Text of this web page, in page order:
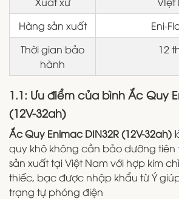
Hàng sản xuất
Eni-
Thời gian bảo
hành
12
1.1: Ưu điểm của bình Ắc Quy
(12V-32ah)
Ắc Quy Enimac DIN32R (12V-32ah) l
quy khô không cần bảo dưỡng tiên
sản xuất tại Việt Nam với hợp kim
thiếc, bạc được nhập khẩu từ Ý
trạng tự phóng điện